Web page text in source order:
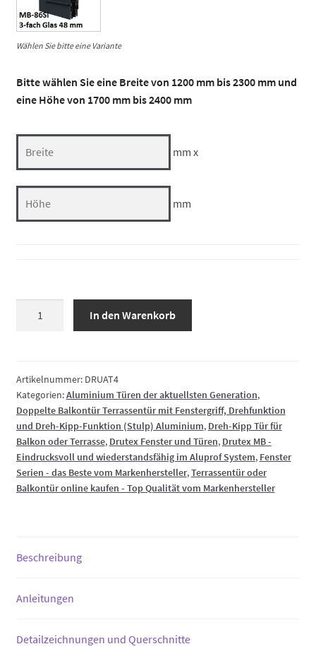
Wählen Sie bitte eine Variante
Bitte wählen Sie eine Breite von 1200 mm bis 2300 mm und
eine Höhe von 1700 mm bis 2400 mm
mm x
mm
Fenstergriff,
Drehfunktion
und
Dreh-
Kipp-
Funktion
(Stulp)
In den Warenkorb
Artikelnummer: DRUAT4
Kategorien:Aluminium Türen der aktuellsten Generation,
Doppelte Balkontür Terrassentür mit Fenstergriff, Drehfunktion
und Dreh-Kipp-Funktion (Stulp) Aluminium, Dreh-Kipp Tür für
Balkon oder Terrasse, Drutex Fenster und Türen, Drutex MB -
Eindrucksvoll und wiederstandsfähig im Aluprof System, Fenster
Serien - das Beste vom Markenhersteller,Terrassentür oder
Balkontür online kaufen - Top Qualität vom Markenhersteller
Beschreibung
Anleitungen
Detailzeichnungen und Querschnitte